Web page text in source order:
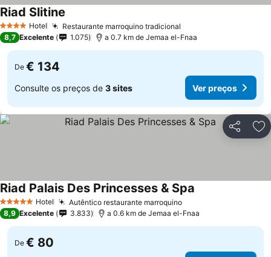
4 EstrelasHotel Restaurante marroquino tradicional
Riad Slitine
8,7 Excelente 1.075 a 0.7 km de Jemaa el-Fnaa
De € 134
Consulte os preços de 3 sites Ver preços
Partilhar
5 Estrelas Hotel Autêntico restaurante marroquino
Riad Palais Des Princesses & Spa
8,9 Excelente 3.833 a 0.6 km de Jemaa el-Fnaa
De € 80